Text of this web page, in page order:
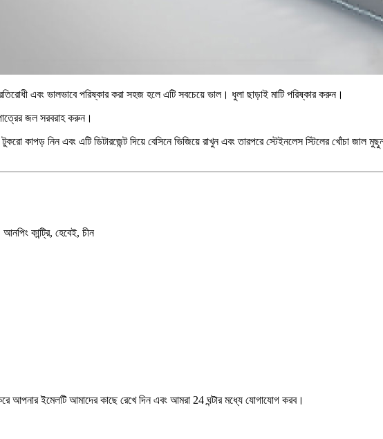
এবং ভালভাবে পরিষ্কার করা সহজ হলে এটি সবচেয়ে ভাল। ধুলা ছাড়াই মাটি পরিষ্কার করুন।
জল সরবরাহ করুন।
কাপড় নিন এবং এটি ডিটারজেন্ট দিয়ে বেসিনে ভিজিয়ে রাখুন এবং তারপরে স্টেইনলেস স্টিলের খোঁচা
কান্ট্রি, হেবেই, চীন
আপনার ইমেলটি আমাদের কাছে রেখে দিন এবং আমরা 24 ঘন্টার মধ্যে যোগাযোগ করব।